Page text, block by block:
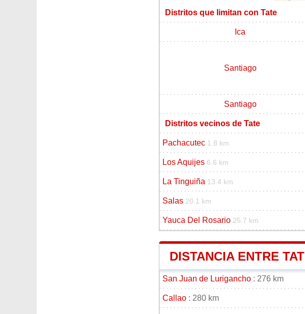
Distritos que limitan con Tate
Ica
Santiago
Santiago
Distritos vecinos de Tate
Pachacutec 1.8 km
Los Aquijes 6.6 km
La Tinguiña 13.4 km
Salas 20.1 km
Yauca Del Rosario 25.7 km
DISTANCIA ENTRE
San Juan de Lurigancho : 276 km
Callao : 280 km